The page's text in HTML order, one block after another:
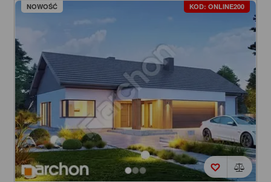
NOWOŚĆ KOD: ONLINE200